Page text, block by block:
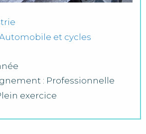
et cycles
: Professionnelle
exercice